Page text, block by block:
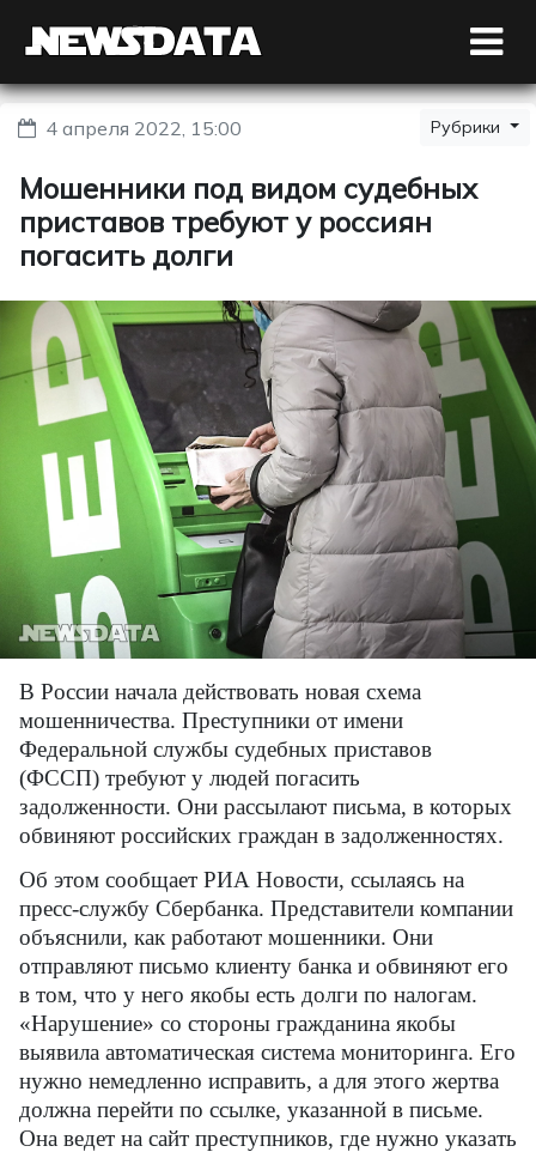
4 апреля 2022, 15:00 Рубрики
Мошенники под видом судебных
приставов требуют у россиян
погасить долги
В России начала действовать новая схема
мошенничества. Преступники от имени
Федеральной службы судебных приставов
(ФССП) требуют у людей погасить
задолженности. Они рассылают письма, в которых
обвиняют российских граждан в задолженностях.
Об этом сообщает РИА Новости, ссылаясь на
пресс-службу Сбербанка. Представители компании
объяснили, как работают мошенники. Они
отправляют письмо клиенту банка и обвиняют его
в том, что у него якобы есть долги по налогам.
«Нарушение» со стороны гражданина якобы
выявила автоматическая система мониторинга. Его
нужно немедленно исправить, а для этого жертва
должна перейти по ссылке, указанной в письме.
Она ведет на сайт преступников, где нужно указать